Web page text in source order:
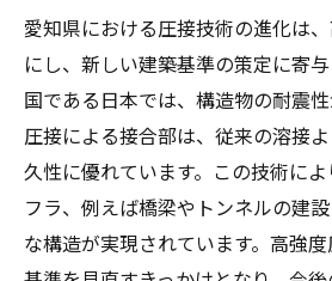
愛知県における圧接技術の進化は
にし、新しい建築基準の策定に寄
国である日本では、構造物の耐震性
圧接による接合部は、従来の溶接
久性に優れています。この技術に
フラ、例えば橋梁やトンネルの建
な構造が実現されています。高強